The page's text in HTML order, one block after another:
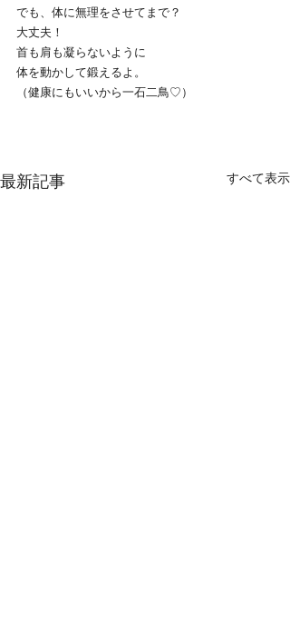
でも、体に無理をさせてまで？
大丈夫！
首も肩も凝らないように
体を動かして鍛えるよ。
（健康にもいいから一石二鳥♡）
最新記事 すべて表示